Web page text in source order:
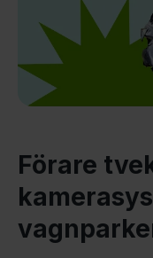
Förare